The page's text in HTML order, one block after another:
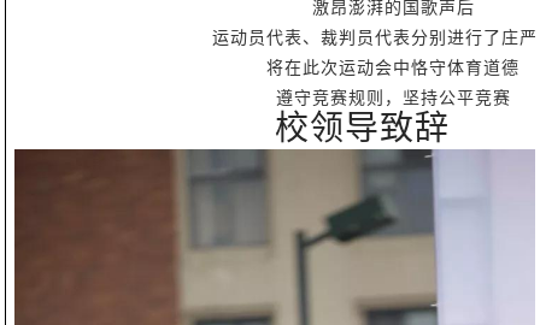
激昂澎湃的国歌声后
运动员代表、裁判员代表分别进行了庄
将在此次运动会中恪守体育道德
遵守竞赛规则，坚持公平竞赛
校领导致辞